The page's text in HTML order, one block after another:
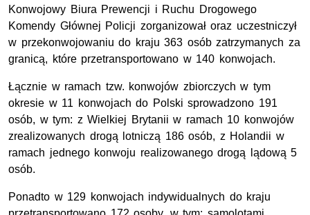
Konwojowy Biura Prewencji i Ruchu Drogowego
Komendy Głównej Policji zorganizował oraz uczestniczył
w przekonwojowaniu do kraju 363 osób zatrzymanych za
granicą, które przetransportowano w 140 konwojach.
Łącznie w ramach tzw. konwojów zbiorczych w tym
okresie w 11 konwojach do Polski sprowadzono 191
osób, w tym: z Wielkiej Brytanii w ramach 10 konwojów
zrealizowanych drogą lotniczą 186 osób, z Holandii w
ramach jednego konwoju realizowanego drogą lądową 5
osób.
Ponadto w 129 konwojach indywidualnych do kraju